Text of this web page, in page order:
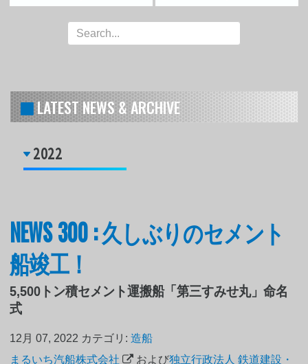
LATEST NEWS & ARCHIVE
2022
NEWS 300 : 久しぶりのセメント
船竣工！
5,500トン積セメント運搬船「第三すみせ丸」命名
式
12月 07, 2022 カテゴリ:造船
まるいち汽船株式会社
および独立行政法人 鉄道建設・